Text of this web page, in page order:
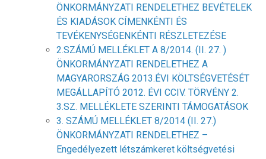
ÖNKORMÁNYZATI RENDELETHEZ BEVÉTELEK
ÉS KIADÁSOK CÍMENKÉNTI ÉS
TEVÉKENYSÉGENKÉNTI RÉSZLETEZÉSE
2.SZÁMÚ MELLÉKLET A 8/2014. (II. 27. )
ÖNKORMÁNYZATI RENDELETHEZ A
MAGYARORSZÁG 2013.ÉVI KÖLTSÉGVETÉSÉT
MEGÁLLAPÍTÓ 2012. ÉVI CCIV. TÖRVÉNY 2.
3.SZ. MELLÉKLETE SZERINTI TÁMOGATÁSOK
3. SZÁMÚ MELLÉKLET 8/2014 (II. 27.)
ÖNKORMÁNYZATI RENDELETHEZ –
Engedélyezett létszámkeret költségvetési